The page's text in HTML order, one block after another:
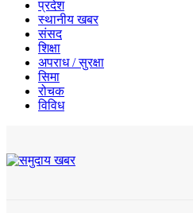
प्रदेश
स्थानीय खबर
संसद
शिक्षा
अपराध / सुरक्षा
सिमा
रोचक
विविध